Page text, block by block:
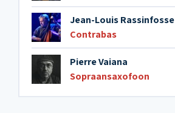
Jean-Louis Rassinfosse
Contrabas
Pierre Vaiana
Sopraansaxofoon